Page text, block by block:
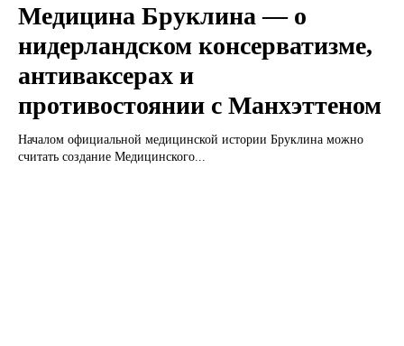
Медицина Бруклина — о
нидерландском консерватизме,
антиваксерах и
противостоянии с Манхэттеном
Началом официальной медицинской истории Бруклина можно
считать создание Медицинского...